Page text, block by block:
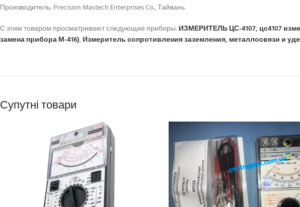
Производитель: Precision Mastech Enterprises Co., Тайвань
С этим товаром просматривают следующие приборы:ИЗМЕРИТЕЛЬ ЦС-4107, цс4107
замена прибора М-416),Измеритель сопротивления заземления, металлосвязи и
Супутні товари